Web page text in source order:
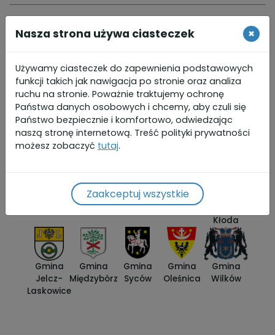
Nasza strona używa ciasteczek ×
Używamy ciasteczek do zapewnienia podstawowych
funkcji takich jak nawigacja po stronie oraz analiza
ruchu na stronie. Poważnie traktujemy ochronę
Państwa danych osobowych i chcemy, aby czuli się
Państwo bezpiecznie i komfortowo, odwiedzając
naszą stronę internetową. Treść polityki prywatności
możesz zobaczyć tutaj.
Zaakceptuj wszystkie
Gminy partnerskie
Gmina
Czernica
Gmina
Długołęka
Gmina
Dobroszyce
Kłoda
Gmina
Jelcz-
Laskowice
Gmina
Międzybórz
Gmina
Syców
Gmina
Oleśnica
Gmina
Wilków